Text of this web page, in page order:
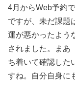
4月からWeb予約
ですが、未だ課
運が悪かったよ
されました。ま
ち着いて確認した
すね。自分自身に